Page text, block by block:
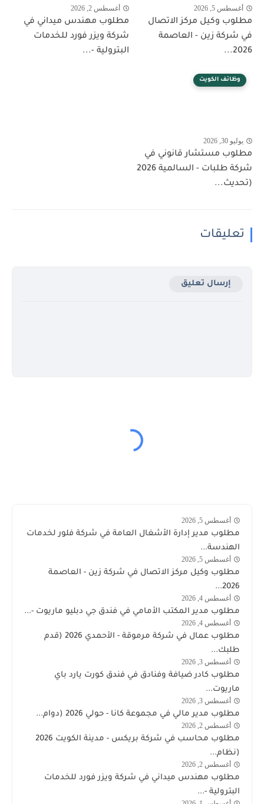
أغسطس 5, 2026
مطلوب وكيل مركز الاتصال
في شركة زين - العاصمة
2026...
أغسطس 2, 2026
مطلوب مهندس ميداني في
شركة ويزر فورد للخدمات
البترولية -...
وظائف الكويت
يوليو 30, 2026
مطلوب مستشار قانوني في
شركة طلبات - السالمية 2026
(تحديث...
تعليقات
إرسال تعليق
وظائف
أغسطس 5, 2026
مطلوب مدير إدارة الأشغال العامة في شركة فلور لخدمات
الهندسة...
توظيف
أغسطس 5, 2026
مطلوب وكيل مركز الاتصال في شركة زين - العاصمة
2026...
وظائف
الكويت
اليوم
أغسطس 4, 2026
مطلوب مدير المكتب الأمامي في فندق جي دبليو ماريوت -...
الكويت
أغسطس 4, 2026
مطلوب عمال في شركة مرموقة - الأحمدي 2026 (قدم
طلبك...
وظائف
أغسطس 3, 2026
مطلوب كادر ضيافة وفنادق في فندق كورت يارد باي
ماريوت...
وظائف
الكويت
اليوم
أغسطس 3, 2026
مطلوب مدير مالي في مجموعة كانا - حولي 2026 (دوام...
وظائف
اليوم
أغسطس 2, 2026
مطلوب محاسب في شركة بريكس - مدينة الكويت 2026
(نظام...
شركة
أغسطس 2, 2026
مطلوب مهندس ميداني في شركة ويزر فورد للخدمات
البترولية -...